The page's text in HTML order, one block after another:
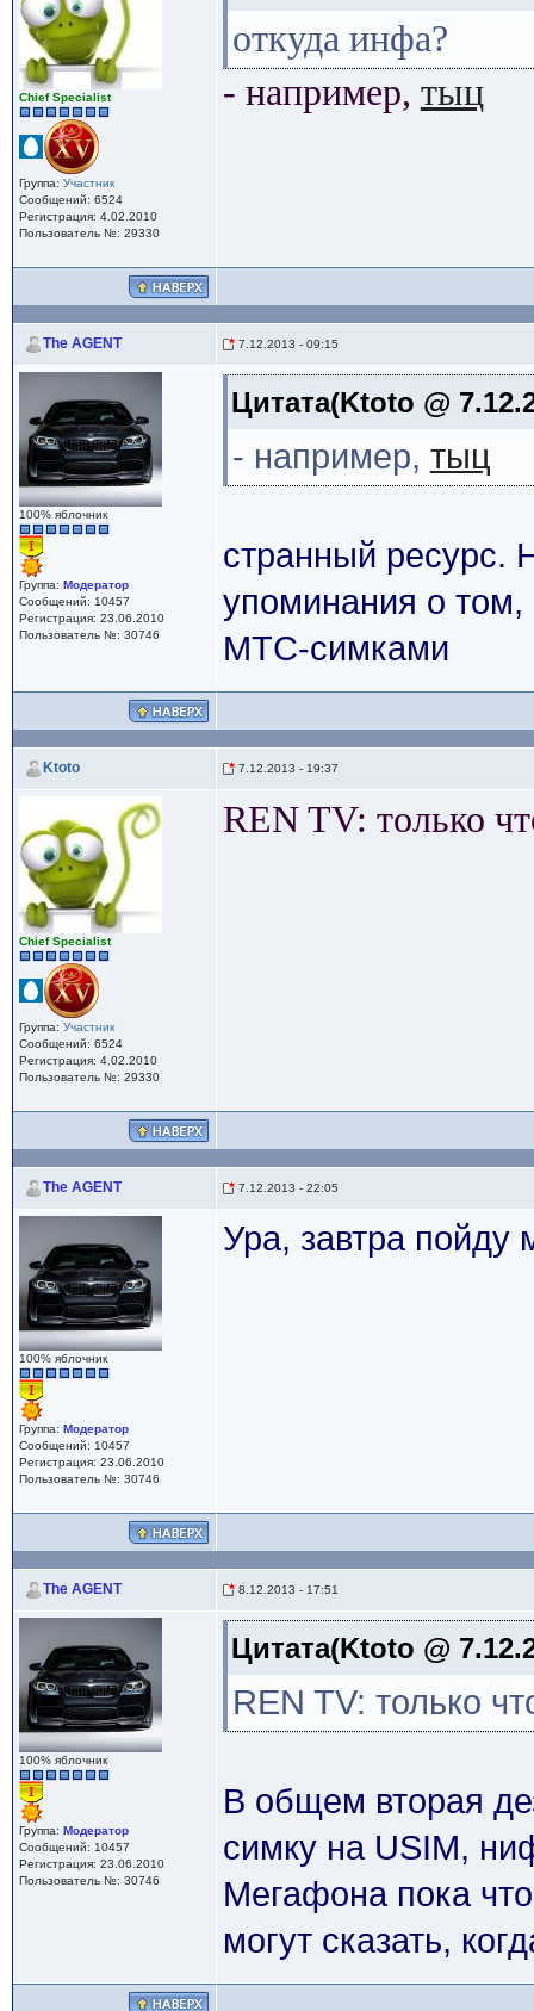
Сhief Specialist
Группа: Участник
Сообщений: 6524
Регистрация: 4.02.2010
Пользователь №: 29330
откуда инфа?
- например, тыц
The AGENT 7.12.2013 - 09:15
100% яблочник
Группа: Модератор
Сообщений: 10457
Регистрация: 23.06.2010
Пользователь №: 30746
Цитата(Ktoto @
- например, тыц
странный ресурс.
упоминания о том,
МТС-симками
Ktoto 7.12.2013 - 19:37
Сhief Specialist
Группа: Участник
Сообщений: 6524
Регистрация: 4.02.2010
Пользователь №: 29330
REN TV: только
The AGENT 7.12.2013 - 22:05
100% яблочник
Группа: Модератор
Сообщений: 10457
Регистрация: 23.06.2010
Пользователь №: 30746
Ура, завтра пойду
The AGENT 8.12.2013 - 17:51
100% яблочник
Группа: Модератор
Сообщений: 10457
Регистрация: 23.06.2010
Пользователь №: 30746
Цитата(Ktoto @
REN TV: только
В общем вторая
симку на USIM,
Мегафона пока
могут сказать,